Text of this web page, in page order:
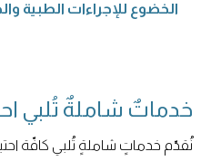
الخضوع للإجراءات الطبية
خدماتٌ شاملةٌ تُلبي
نُقدّم خدماتٍ شاملةٍ تُلبي كافّة